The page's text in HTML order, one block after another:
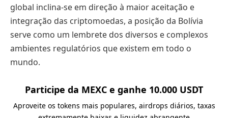
global inclina-se em direção à maior aceitação e
integração das criptomoedas, a posição da Bolívia
serve como um lembrete dos diversos e complexos
ambientes regulatórios que existem em todo o
mundo.
Participe da MEXC e ganhe 10.000 USDT
Aproveite os tokens mais populares, airdrops diários, taxas